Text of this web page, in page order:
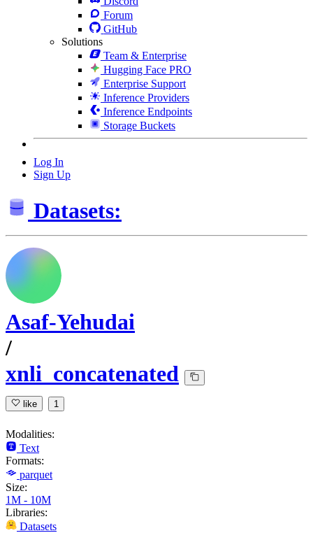
Forum
GitHub
Solutions
Team & Enterprise
Hugging Face PRO
Enterprise Support
Inference Providers
Inference Endpoints
Storage Buckets
Log In
Sign Up
Datasets:
Asaf-Yehudai
/
xnli_concatenated
like 1
Modalities:
Text
Formats:
parquet
Size:
1M - 10M
Libraries:
Datasets